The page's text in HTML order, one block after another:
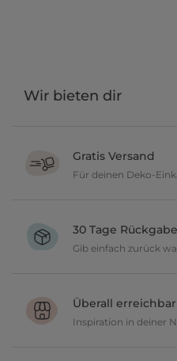
Wir bieten dir
Gratis Versand
Für deinen Deko-
30 Tage
Gib einfach zurück
geben dir 30 Tage Zeit etwas
Überall erreichbar
Inspiration in deiner